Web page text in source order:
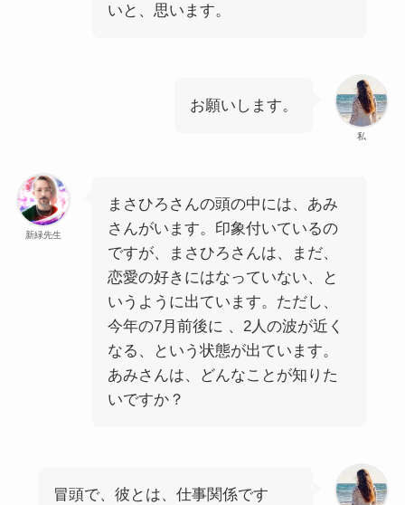
いと、思います。
私
お願いします。
新緑先生
まさひろさんの頭の中には、あみ
さんがいます。印象付いているの
ですが、まさひろさんは、まだ、
恋愛の好きにはなっていない、と
いうように出ています。ただし、
今年の7月前後に 、2人の波が近く
なる、という状態が出ています。
あみさんは、どんなことが知りた
いですか？
冒頭で、彼とは、仕事関係です